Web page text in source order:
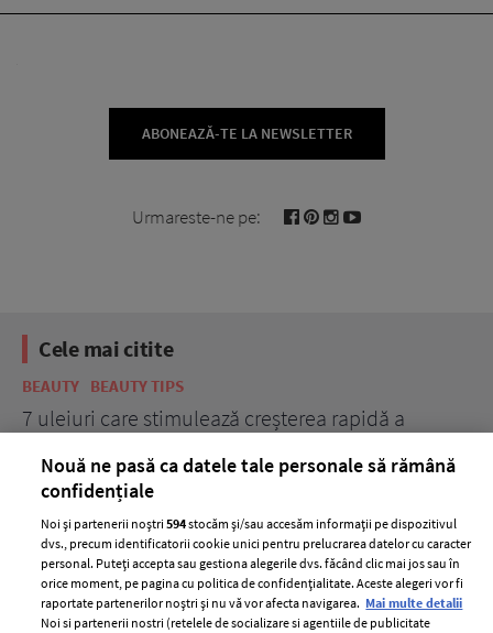
ABONEAZĂ-TE LA NEWSLETTER
Urmareste-ne pe:
Cele mai citite
BEAUTY BEAUTY TIPS
7 uleiuri care stimulează creșterea rapidă a
Nouă ne pasă ca datele tale personale să rămână
confidențiale
Noi și partenerii noștri594stocăm și/sau accesăm informații pe dispozitivul
dvs., precum identificatorii cookie unici pentru prelucrarea datelor cu caracter
personal. Puteți accepta sau gestiona alegerile dvs. făcând clic mai jos sau în
orice moment, pe pagina cu politica de confidențialitate. Aceste alegeri vor fi
raportate partenerilor noștri și nu vă vor afecta navigarea. Mai multe detalii
Noi si partenerii nostri (retelele de socializare si agentiile de publicitate